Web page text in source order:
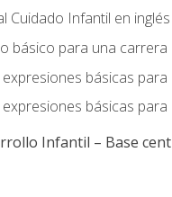
Cuidado Infantil en inglés
básico para una
expresiones básicas
expresiones básicas
Infantil – Base